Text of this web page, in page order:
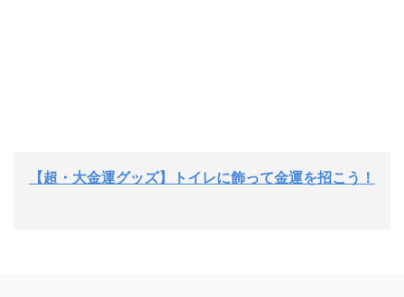
【超・大金運グッズ】トイレに飾って金運を招こう！